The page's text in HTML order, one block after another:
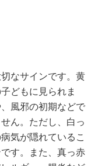
なサインです。黄
どもに見られま
風邪の初期などで
ん。ただし、白っ
気が隠れているこ
す。また、真っ赤